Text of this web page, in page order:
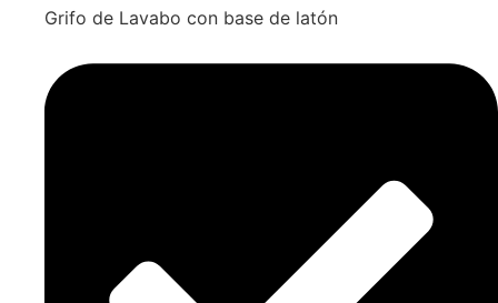
Grifo de Lavabo con base de latón